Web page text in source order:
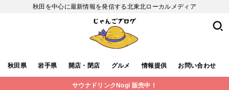
秋田を中心に最新情報を発信する北東北ローカルメディア
秋田県 岩手県 開店・閉店 グルメ 情報提供 お問い合わせ
サウナドリンクNogi 販売中！